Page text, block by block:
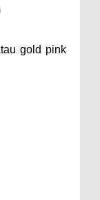
gold pink